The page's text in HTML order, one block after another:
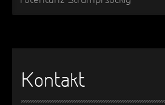
► Geisterfahrt
Oberer Totpunkt
Kontakt